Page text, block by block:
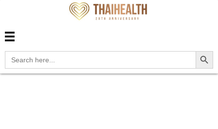
Search
for:
Search Button